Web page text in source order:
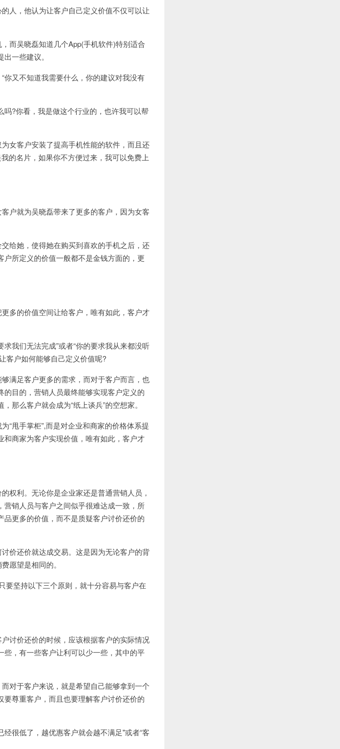
人，他认为让客户自己定义价值不仅可以让
而吴晓磊知道几个App(手机软件)特别适合
一些建议。
你又不知道我需要什么，你的建议对我没有
吗?你看，我是做这个行业的，也许我可以帮
女客户安装了提高手机性能的软件，而且还
我的名片，如果你不方便过来，我可以免费上
户就为吴晓磊带来了更多的客户，因为女客
给她，使得她在购买到喜欢的手机之后，还
所定义的价值一般都不是金钱方面的，更
多的价值空间让给客户，唯有如此，客户才
求我们无法完成”或者“你的要求我从来都没听
客户如何能够自己定义价值呢?
满足客户更多的需求，而对于客户而言，也
目的，营销人员最终能够实现客户定义的
那么客户就会成为“纸上谈兵”的空想家。
“甩手掌柜”,而是对企业和商家的价格体系提
商家为客户实现价值，唯有如此，客户才
权利。无论你是企业家还是普通营销人员，
销人员与客户之间似乎很难达成一致，所
更多的价值，而不是质疑客户讨价还价的
价还价就达成交易。这是因为无论客户的背
愿望是相同的。
要坚持以下三个原则，就十分容易与客户在
讨价还价的时候，应该根据客户的实际情况
，有一些客户让利可以少一些，其中的平
对于客户来说，就是希望自己能够拿到一个
尊重客户，而且也要理解客户讨价还价的
经很低了，越优惠客户就会越不满足"或者“客